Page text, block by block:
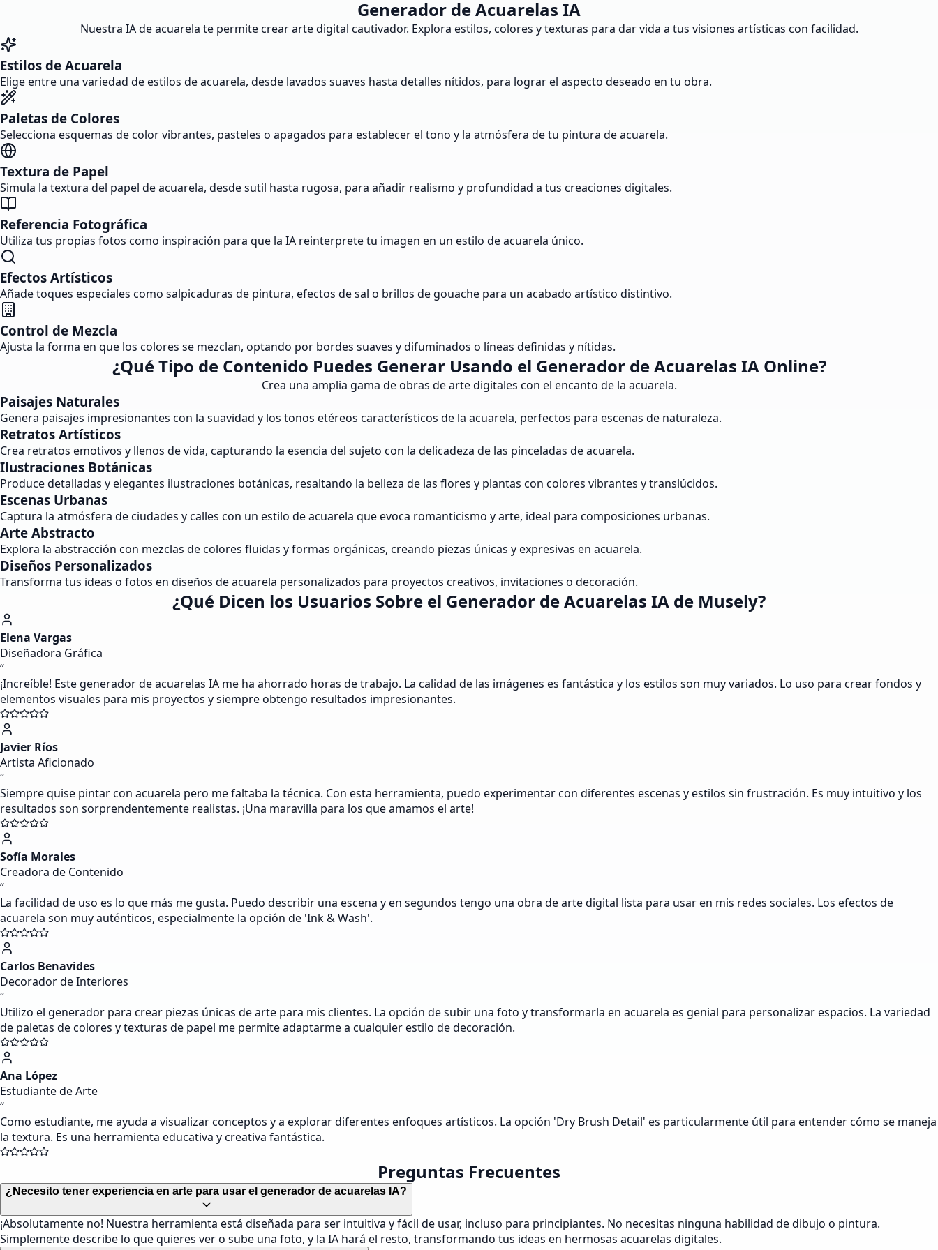
Generador de Acuarelas IA
Nuestra IA de acuarela te permite crear arte digital cautivador. Explora estilos, colores y texturas para dar vida a tus visiones artísticas con facilidad.
Estilos de Acuarela
Elige entre una variedad de estilos de acuarela, desde lavados suaves hasta detalles nítidos, para lograr el aspecto deseado en tu obra.
Paletas de Colores
Selecciona esquemas de color vibrantes, pasteles o apagados para establecer el tono y la atmósfera de tu pintura de acuarela.
Textura de Papel
Simula la textura del papel de acuarela, desde sutil hasta rugosa, para añadir realismo y profundidad a tus creaciones digitales.
Referencia Fotográfica
Utiliza tus propias fotos como inspiración para que la IA reinterprete tu imagen en un estilo de acuarela único.
Efectos Artísticos
Añade toques especiales como salpicaduras de pintura, efectos de sal o brillos de gouache para un acabado artístico distintivo.
Control de Mezcla
Ajusta la forma en que los colores se mezclan, optando por bordes suaves y difuminados o líneas definidas y nítidas.
¿Qué Tipo de Contenido Puedes Generar Usando el Generador de Acuarelas IA Online?
Crea una amplia gama de obras de arte digitales con el encanto de la acuarela.
Paisajes Naturales
Genera paisajes impresionantes con la suavidad y los tonos etéreos característicos de la acuarela, perfectos para escenas de naturaleza.
Retratos Artísticos
Crea retratos emotivos y llenos de vida, capturando la esencia del sujeto con la delicadeza de las pinceladas de acuarela.
Ilustraciones Botánicas
Produce detalladas y elegantes ilustraciones botánicas, resaltando la belleza de las flores y plantas con colores vibrantes y translúcidos.
Escenas Urbanas
Captura la atmósfera de ciudades y calles con un estilo de acuarela que evoca romanticismo y arte, ideal para composiciones urbanas.
Arte Abstracto
Explora la abstracción con mezclas de colores fluidas y formas orgánicas, creando piezas únicas y expresivas en acuarela.
Diseños Personalizados
Transforma tus ideas o fotos en diseños de acuarela personalizados para proyectos creativos, invitaciones o decoración.
¿Qué Dicen los Usuarios Sobre el Generador de Acuarelas IA de Musely?
Elena Vargas
Diseñadora Gráfica
“
¡Increíble! Este generador de acuarelas IA me ha ahorrado horas de trabajo. La calidad de las imágenes es fantástica y los estilos son muy variados. Lo uso para crear fondos y
elementos visuales para mis proyectos y siempre obtengo resultados impresionantes.
Javier Ríos
Artista Aficionado
“
Siempre quise pintar con acuarela pero me faltaba la técnica. Con esta herramienta, puedo experimentar con diferentes escenas y estilos sin frustración. Es muy intuitivo y los
resultados son sorprendentemente realistas. ¡Una maravilla para los que amamos el arte!
Sofía Morales
Creadora de Contenido
“
La facilidad de uso es lo que más me gusta. Puedo describir una escena y en segundos tengo una obra de arte digital lista para usar en mis redes sociales. Los efectos de
acuarela son muy auténticos, especialmente la opción de 'Ink & Wash'.
Carlos Benavides
Decorador de Interiores
“
Utilizo el generador para crear piezas únicas de arte para mis clientes. La opción de subir una foto y transformarla en acuarela es genial para personalizar espacios. La variedad
de paletas de colores y texturas de papel me permite adaptarme a cualquier estilo de decoración.
Ana López
Estudiante de Arte
“
Como estudiante, me ayuda a visualizar conceptos y a explorar diferentes enfoques artísticos. La opción 'Dry Brush Detail' es particularmente útil para entender cómo se maneja
la textura. Es una herramienta educativa y creativa fantástica.
Preguntas Frecuentes
¿Necesito tener experiencia en arte para usar el generador de acuarelas IA?
¡Absolutamente no! Nuestra herramienta está diseñada para ser intuitiva y fácil de usar, incluso para principiantes. No necesitas ninguna habilidad de dibujo o pintura.
Simplemente describe lo que quieres ver o sube una foto, y la IA hará el resto, transformando tus ideas en hermosas acuarelas digitales.